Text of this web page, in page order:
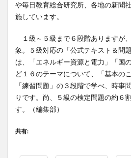
や毎日教育総合研究所、各地の新聞
施しています。
１級～５級まで６段階ありますが
象。５級対応の「公式テキスト＆問
は、「エネルギー資源と電力」「国
ど１６のテーマについて、「基本の
「練習問題」の３段階で学べ、時事
りです。尚、５級の検定問題の約６
す。（編集部）
共有: